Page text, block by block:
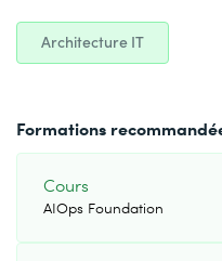
Architecture IT
Formations
Cours
AIOps Foundation